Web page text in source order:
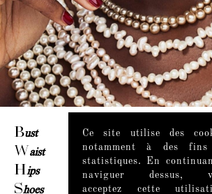
Bust
W aist
Hips
S
Ce site utilise des
notamment à des fins
statistiques. En
naviguer dessus,
acceptez cette